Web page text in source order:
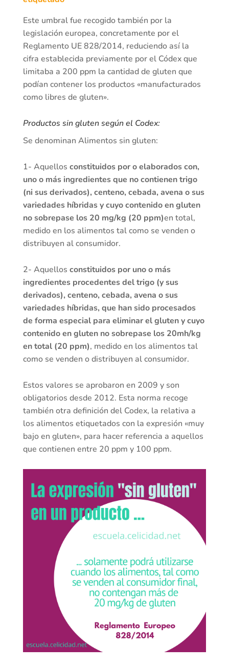
Este umbral fue recogido también por la
legislación europea, concretamente por el
Reglamento UE 828/2014, reduciendo así la
cifra establecida previamente por el Códex que
limitaba a 200 ppm la cantidad de gluten que
podían contener los productos «manufacturados
como libres de gluten».
Productos sin gluten según el Codex:
Se denominan Alimentos sin gluten:
1- Aquellos constituidos por o elaborados con,
uno o más ingredientes que no contienen trigo
(ni sus derivados), centeno, cebada, avena o sus
variedades híbridas y cuyo contenido en gluten
no sobrepase los 20 mg/kg (20 ppm)en total,
medido en los alimentos tal como se venden o
distribuyen al consumidor.
2- Aquellos constituidos por uno o más
ingredientes procedentes del trigo (y sus
derivados), centeno, cebada, avena o sus
variedades híbridas, que han sido procesados
de forma especial para eliminar el gluten y cuyo
contenido en gluten no sobrepase los 20mh/kg
en total (20 ppm), medido en los alimentos tal
como se venden o distribuyen al consumidor.
Estos valores se aprobaron en 2009 y son
obligatorios desde 2012. Esta norma recoge
también otra definición del Codex, la relativa a
los alimentos etiquetados con la expresión «muy
bajo en gluten», para hacer referencia a aquellos
que contienen entre 20 ppm y 100 ppm.